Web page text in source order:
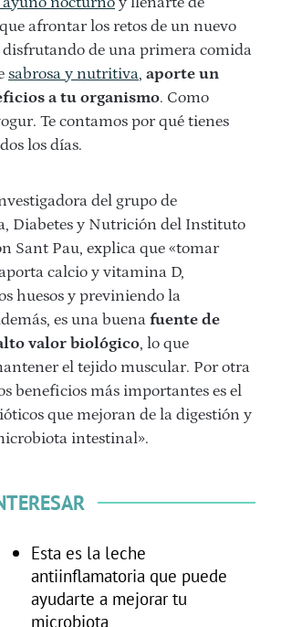
afrontar los retos de un nuevo
de una primera comida
sabrosa y nutritiva, aporte un
a tu organismo. Como
Te contamos por qué tienes
los días.
del grupo de
Diabetes y Nutrición del Instituto
Sant Pau, explica que «tomar
calcio y vitamina D,
huesos y previniendo la
es una buena fuente de
valor biológico, lo que
el tejido muscular. Por otra
beneficios más importantes es el
que mejoran de la digestión y
intestinal».
Esta es la leche
antiinflamatoria que puede
ayudarte a mejorar tu
microbiota